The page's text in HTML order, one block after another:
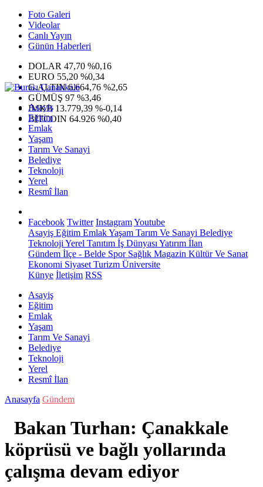
Foto Galeri
Videolar
Canlı Yayın
Günün Haberleri
DOLAR 47,70 %0,16
EURO 55,20 %0,34
G.ALTIN6.664,76 %2,65
GÜMÜŞ 97 %3,46
IMKB 13.779,39 %-0,14
BITCOIN 64.926 %0,40
Asayiş
Eğitim
Emlak
Yaşam
Tarım Ve Sanayi
Belediye
Teknoloji
Yerel
Resmî İlan
Facebook Twitter InstagramYoutube
Asayiş Eğitim EmlakYaşam Tarım Ve Sanayi Belediye
Teknoloji Yerel Tanıtım İş Dünyası Yatırım İlan
Gündem İlçe - Belde SporSağlık Magazin Kültür Ve Sanat
Ekonomi Siyaset Turizm Üniversite
Künye İletişim RSS
Asayiş
Eğitim
Emlak
Yaşam
Tarım Ve Sanayi
Belediye
Teknoloji
Yerel
Resmî İlan
Anasayfa Gündem
Bakan Turhan: Çanakkale
köprüsü ve bağlı yollarında
çalışma devam ediyor